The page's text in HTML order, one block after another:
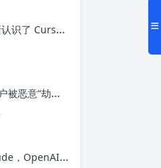
一次面试让我重新认识了 Cursor – 今日头条
3200+ Cursor 用户被恶意“劫持”！贪图“便宜 API”却惨遭收割， AI 开发者们要小心了 – 今日头条
GPT正面对决Claude，OpenAI竟没全赢，AI安全「极限大测」真相曝光 – 今日头条